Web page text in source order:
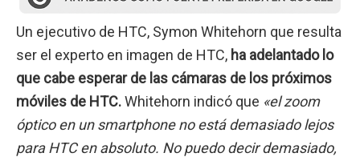
Un ejecutivo de HTC, Symon Whitehorn que resulta
ser el experto en imagen de HTC, ha adelantado lo
que cabe esperar de las cámaras de los próximos
móviles de HTC.Whitehorn indicó que «el zoom
óptico en un smartphone no está demasiado lejos
para HTC en absoluto. No puedo decir demasiado,